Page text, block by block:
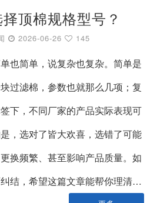
顶棉规格型号？
2026-06-26 145
也简单，说复杂也复杂。简单是
过滤棉，参数也就那么几项；复
下，不同厂家的产品实际表现可
，选对了皆大欢喜，选错了可能
换频繁、甚至影响产品质量。如
结，希望这篇文章能帮你理清…